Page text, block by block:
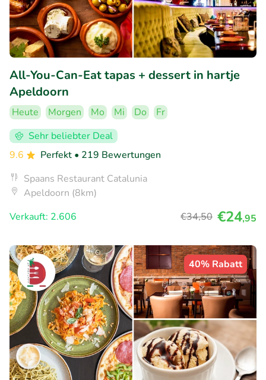
All-You-Can-Eat tapas + dessert in hartje
Apeldoorn
Heute Morgen Mo Mi Do
Fr
Sehr beliebter Deal
9.6
Perfekt • 219 Bewertungen
Spaans Restaurant Catalunia
Apeldoorn (8km)
Verkauft: 2.606
€34,50 €24,95
40% Rabatt